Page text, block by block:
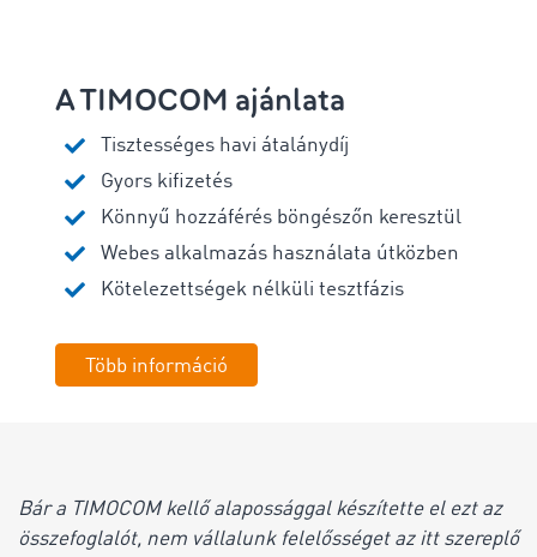
A TIMOCOM ajánlata
Tisztességes havi átalánydíj
Gyors kifizetés
Könnyű hozzáférés böngészőn keresztül
Webes alkalmazás használata útközben
Kötelezettségek nélküli tesztfázis
Több információ
Bár a TIMOCOM kellő alapossággal készítette el ezt az
összefoglalót, nem vállalunk felelősséget az itt szereplő